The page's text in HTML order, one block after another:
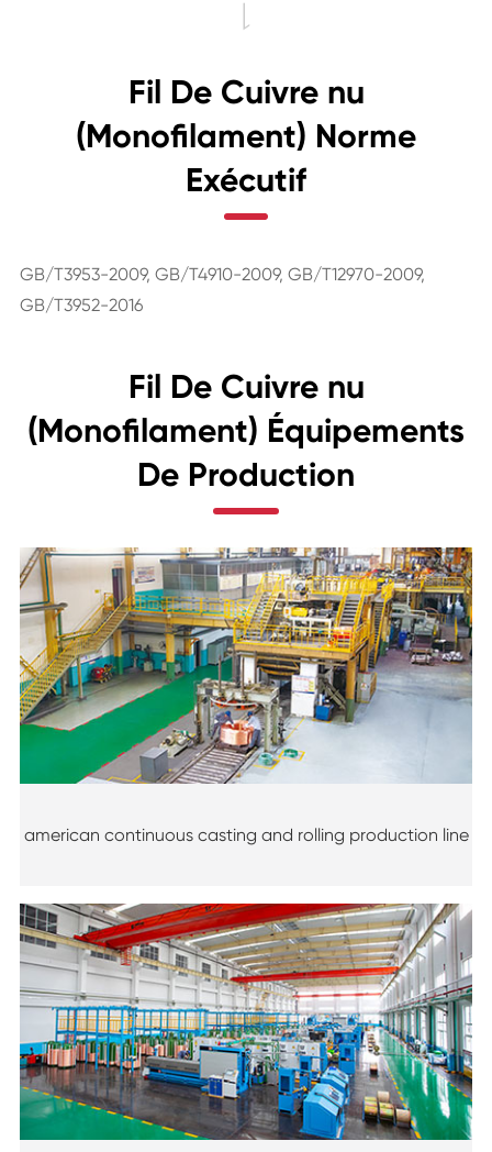

Fil De Cuivre nu
(Monofilament) Norme
Exécutif
GB/T3953-2009, GB/T4910-2009, GB/T12970-2009,
GB/T3952-2016
Fil De Cuivre nu
(Monofilament) Équipements
De Production
american continuous casting and rolling production line